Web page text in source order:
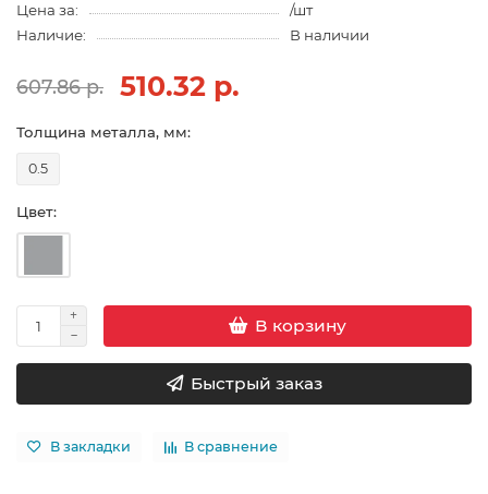
Цена за:
/шт
Наличие:
В наличии
607.86 р. 510.32 р.
Толщина металла, мм:
0.5
Цвет:
В корзину
Быстрый заказ
В закладки В сравнение